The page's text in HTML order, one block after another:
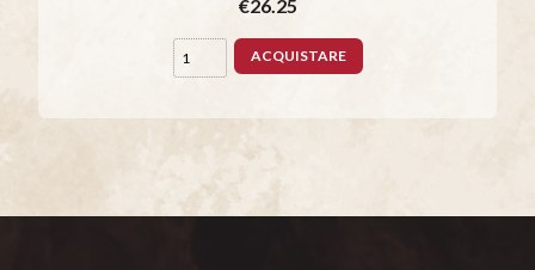
€26.25
ACQUISTARE